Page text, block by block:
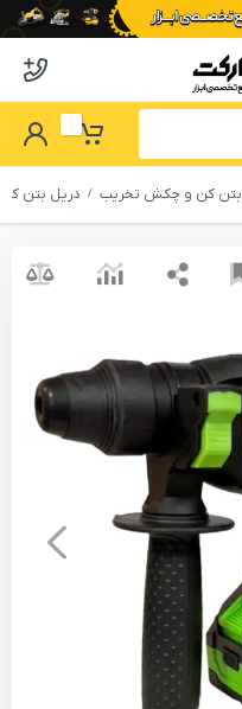
My Basket
Password
بتن کن و چکش تخریب دریل بتن کن